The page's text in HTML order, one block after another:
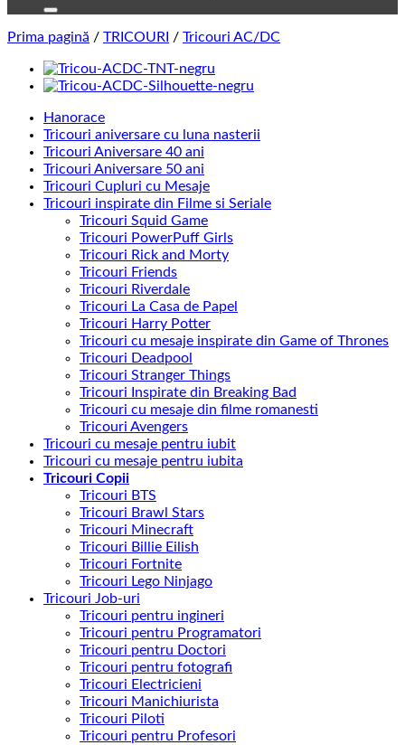
Prima pagină / TRICOURI / Tricouri AC/DC
Hanorace
Tricouri aniversare cu luna nasterii
Tricouri Aniversare 40 ani
Tricouri Aniversare 50 ani
Tricouri Cupluri cu Mesaje
Tricouri inspirate din Filme si Seriale
Tricouri Squid Game
Tricouri PowerPuff Girls
Tricouri Rick and Morty
Tricouri Friends
Tricouri Riverdale
Tricouri La Casa de Papel
Tricouri Harry Potter
Tricouri cu mesaje inspirate din Game of Thrones
Tricouri Deadpool
Tricouri Stranger Things
Tricouri Inspirate din Breaking Bad
Tricouri cu mesaje din filme romanesti
Tricouri Avengers
Tricouri cu mesaje pentru iubit
Tricouri cu mesaje pentru iubita
Tricouri Copii
Tricouri BTS
Tricouri Brawl Stars
Tricouri Minecraft
Tricouri Billie Eilish
Tricouri Fortnite
Tricouri Lego Ninjago
Tricouri Job-uri
Tricouri pentru ingineri
Tricouri pentru Programatori
Tricouri pentru Doctori
Tricouri pentru fotografi
Tricouri Electricieni
Tricouri Manichiurista
Tricouri Piloti
Tricouri pentru Profesori